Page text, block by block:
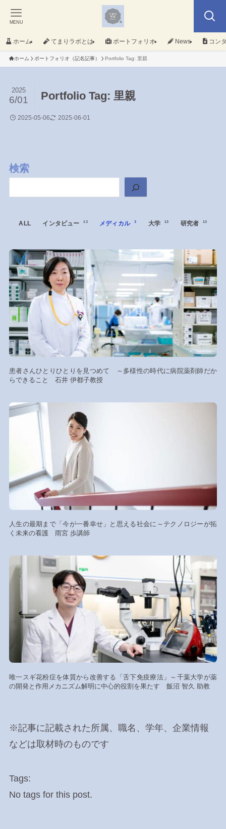
MENU
ホーム てまりラボとは ポートフォリオ News コン
ホーム ポートフォリオ（記名記事） Portfolio Tag: 里親
Portfolio Tag: 里親
2025
6/01
2025-05-06 2025-06-01
検索
ALL インタビュー 13 メディカル 3 大学 13 研究者 13
患者さんひとりひとりを見つめて ～多様性の時代に病院薬剤師だか
らできること 石井 伊都子教授
人生の最期まで「今が一番幸せ」と思える社会に～テクノロジーが拓
く未来の看護 雨宮 歩講師
唯一スギ花粉症を体質から改善する「舌下免疫療法」～千葉大学が薬
の開発と作用メカニズム解明に中心的役割を果たす 飯沼 智久 助教
※記事に記載された所属、職名、学年、企業情報
などは取材時のものです
Tags:
No tags for this post.